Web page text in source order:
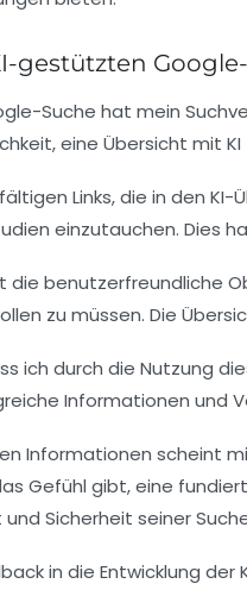
gestützten
Suche hat mein
eine Übersicht mit KI
Links, die in den KI-
einzutauchen. Dies
die benutzerfreundliche
zu müssen. Die
ich durch die Nutzung
Informationen und
Informationen scheint
Gefühl gibt, eine
Sicherheit seiner
in die Entwicklung der